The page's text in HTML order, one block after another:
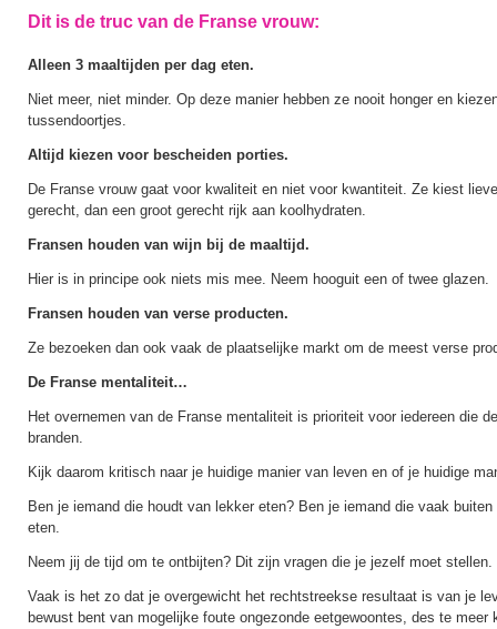
Dit is de truc van de Franse vrouw:
Alleen 3 maaltijden per dag eten.
Niet meer, niet minder. Op deze manier hebben ze nooit honger en
tussendoortjes.
Altijd kiezen voor bescheiden porties.
De Franse vrouw gaat voor kwaliteit en niet voor kwantiteit. Ze kiest
gerecht, dan een groot gerecht rijk aan koolhydraten.
Fransen houden van wijn bij de maaltijd.
Hier is in principe ook niets mis mee. Neem hooguit een of twee glazen.
Fransen houden van verse producten.
Ze bezoeken dan ook vaak de plaatselijke markt om de meest verse
De Franse mentaliteit…
Het overnemen van de Franse mentaliteit is prioriteit voor iedereen die
branden.
Kijk daarom kritisch naar je huidige manier van leven en of je huidige
Ben je iemand die houdt van lekker eten? Ben je iemand die vaak
eten.
Neem jij de tijd om te ontbijten? Dit zijn vragen die je jezelf moet stellen.
Vaak is het zo dat je overgewicht het rechtstreekse resultaat is van je
bewust bent van mogelijke foute ongezonde eetgewoontes, des te meer